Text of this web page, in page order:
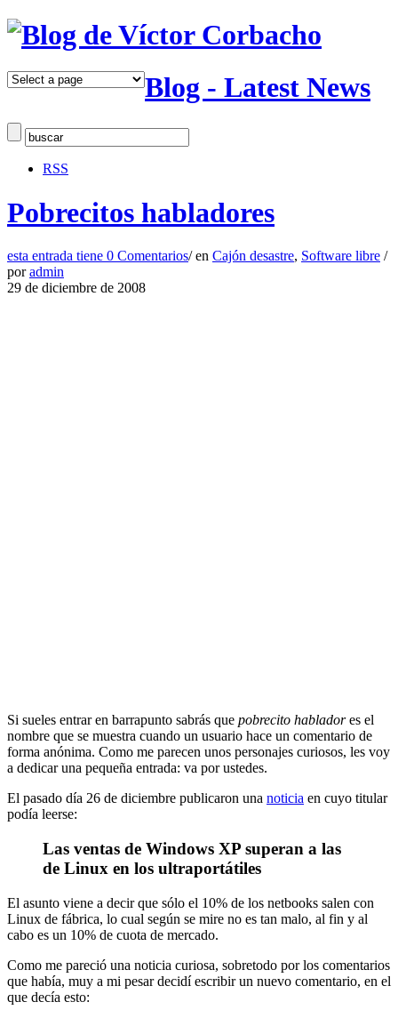
Blog - Latest News
RSS
Pobrecitos habladores
esta entrada tiene 0 Comentarios/ en Cajón desastre, Software libre /
poradmin
29 de diciembre de 2008
Si sueles entrar en barrapunto sabrás que pobrecito habladores el
nombre que se muestra cuando un usuario hace un comentario de
forma anónima. Como me parecen unos personajes curiosos, les voy
a dedicar una pequeña entrada: va por ustedes.
El pasado día 26 de diciembre publicaron una noticia en cuyo titular
podía leerse:
Las ventas de Windows XP superan a las
de Linux en los ultraportátiles
El asunto viene a decir que sólo el 10% de los netbooks salen con
Linux de fábrica, lo cual según se mire no es tan malo, al fin y al
cabo es un 10% de cuota de mercado.
Como me pareció una noticia curiosa, sobretodo por los comentarios
que había, muy a mi pesar decidí escribir un nuevo comentario, en el
que decía esto: